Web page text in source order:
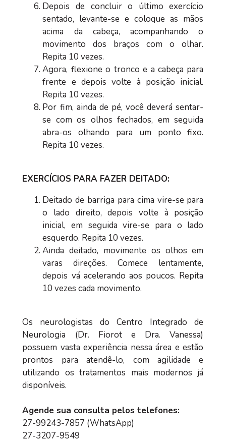
Depois de concluir o último exercício
sentado, levante-se e coloque as mãos
acima da cabeça, acompanhando o
movimento dos braços com o olhar.
Repita 10 vezes.
Agora, flexione o tronco e a cabeça para
frente e depois volte à posição inicial.
Repita 10 vezes.
Por fim, ainda de pé, você deverá sentar-
se com os olhos fechados, em seguida
abra-os olhando para um ponto fixo.
Repita 10 vezes.
EXERCÍCIOS PARA FAZER DEITADO:
Deitado de barriga para cima vire-se para
o lado direito, depois volte à posição
inicial, em seguida vire-se para o lado
esquerdo. Repita 10 vezes.
Ainda deitado, movimente os olhos em
varas direções. Comece lentamente,
depois vá acelerando aos poucos. Repita
10 vezes cada movimento.
Os neurologistas do Centro Integrado de
Neurologia (Dr. Fiorot e Dra. Vanessa)
possuem vasta experiência nessa área e estão
prontos para atendê-lo, com agilidade e
utilizando os tratamentos mais modernos já
disponíveis.
Agende sua consulta pelos telefones:
27-99243-7857 (WhatsApp)
27-3207-9549